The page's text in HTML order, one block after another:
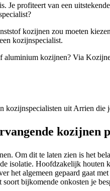
profiteert van een
kozijnen zou moeten
kozijnspecialist.
kozijnen? Via
kozijnspecialisten uit Arrien
kozijnen
Om dit te laten zien is het
isolatie. Hoofdzakelijk houten
het algemeen gepaard gaat
bijkomende onkosten je